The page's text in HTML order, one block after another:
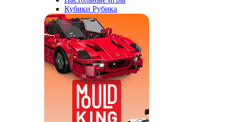
Кубики Рубика